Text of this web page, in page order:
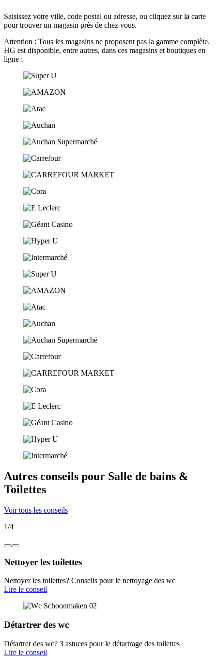
Saisissez votre ville, code postal ou adresse, ou cliquez sur la carte
pour trouver un magasin près de chez vous.
Attention : Tous les magasins ne proposent pas la gamme complète.
HG est disponible, entre autres, dans ces magasins et boutiques en
ligne :
Autres conseils pour Salle de bains &
Toilettes
Voir tous les conseils
1/4
Nettoyer les toilettes
Nettoyer les toilettes? Conseils pour le nettoyage des wc
Lire le conseil
Détartrer des wc
Détartrer des wc? 3 astuces pour le détartrage des toilettes
Lire le conseil